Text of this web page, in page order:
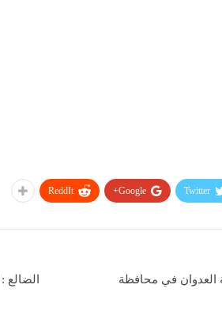
Twitter
Google+
ReddIt
العدوان في محافظة